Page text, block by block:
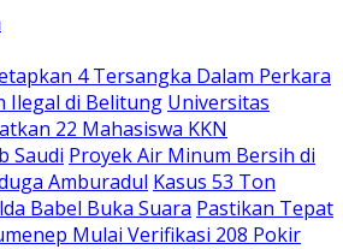
4 Tersangka Dalam Perkara
Ilegal di Belitung Universitas
22 Mahasiswa KKN
Saudi Proyek Air Minum Bersih di
Amburadul Kasus 53 Ton
Babel Buka Suara Pastikan Tepat
Mulai Verifikasi 208 Pokir